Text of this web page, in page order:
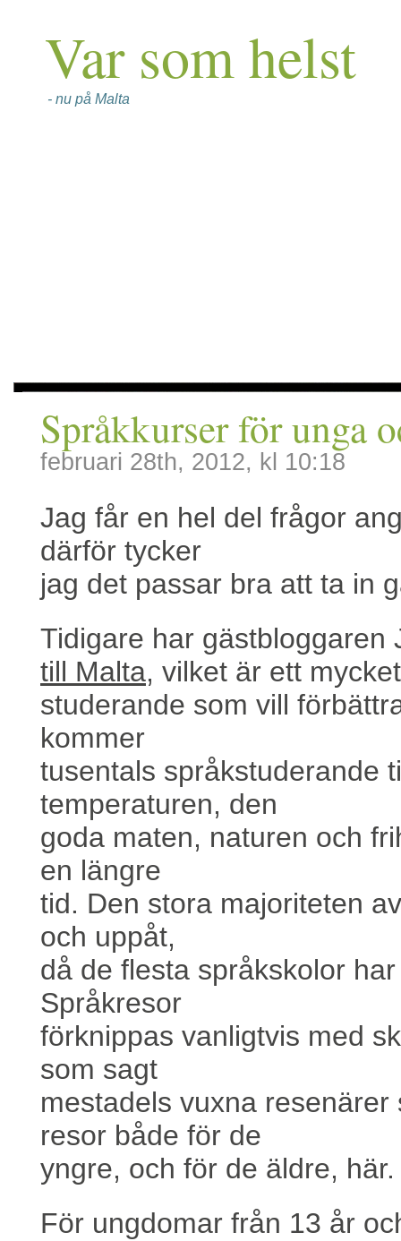
Var som helst
- nu på Malta
Språkkurser för unga
februari 28th, 2012, kl 10:18
Jag får en hel del frågor
därför tycker
jag det passar bra att ta in
Tidigare har
till Malta, vilket är ett
studerande som vill
kommer
tusentals språkstuderande
temperaturen, den
goda maten, naturen och
en längre
tid. Den stora majoriteten
och uppåt,
då de flesta språkskolor
Språkresor
förknippas vanligtvis med
som sagt
mestadels vuxna
resor både för de
yngre, och för de äldre,
För ungdomar från 13 år